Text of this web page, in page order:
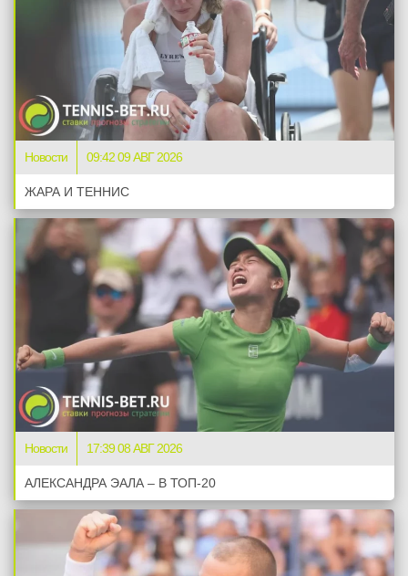
Новости 09:42 09 АВГ 2026
ЖАРА И ТЕННИС
Новости 17:39 08 АВГ 2026
АЛЕКСАНДРА ЭАЛА – В ТОП-20